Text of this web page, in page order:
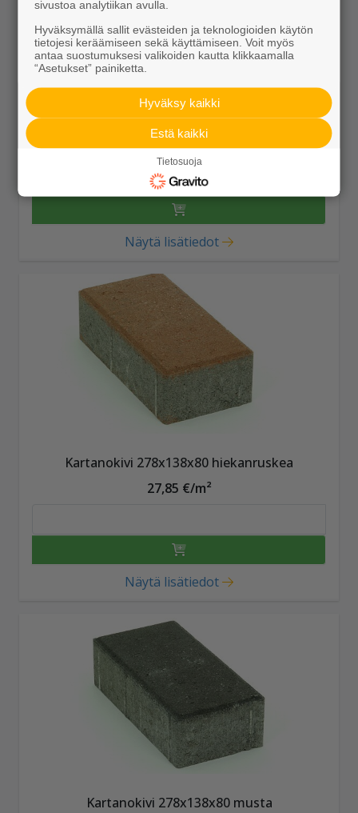
Kartanokivi 278x138x80 ruskea
27,85 €/m²
Näytä lisätiedot
Kartanokivi 278x138x80 hiekanruskea
27,85 €/m²
Näytä lisätiedot
Kartanokivi 278x138x80 musta
sivustoa analytiikan avulla.
Hyväksymällä sallit evästeiden ja teknologioiden käytön
tietojesi keräämiseen sekä käyttämiseen. Voit myös
antaa suostumuksesi valikoiden kautta klikkaamalla
“Asetukset” painiketta.
Hyväksy kaikki
Estä kaikki
Tietosuoja